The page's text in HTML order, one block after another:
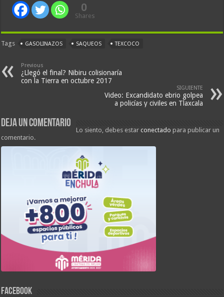
0
Shares
Tags GASOLINAZOS SAQUEOS TEXCOCO
Previous
¿Llegó el final? Nibiru colisionaría
con la Tierra en octubre 2017
SIGUIENTE
Video: Excandidato ebrio golpea
a policías y civiles en Tlaxcala
Deja un comentario
Lo siento, debes estarconectado para publicar un
comentario.
FACEBOOK